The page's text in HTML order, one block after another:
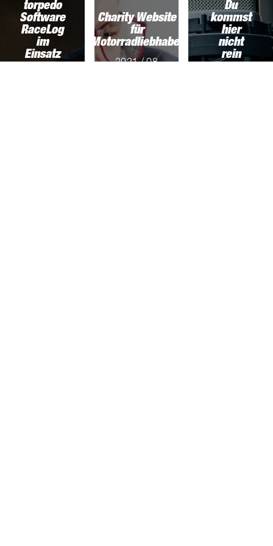
torpedo
Software
RaceLog
im
Einsatz
Charity Website
für
Motorradliebhaber
2021 / 08
Du
kommst
hier
nicht
rein